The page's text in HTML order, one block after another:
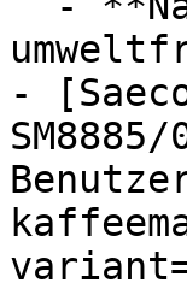
-